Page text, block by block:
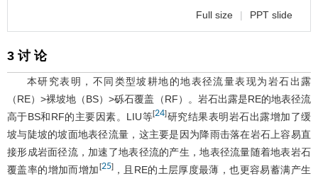
Full size | PPT slide
3 讨 论
本研究表明，不同类型坡耕地的地表径流量表现为岩石出露
（RE）>裸坡地（BS）>砾石覆盖（RF）。岩石出露是RE的地表径流
高于BS和RF的主要因素。LIU等[24]研究结果表明岩石出露增加了缓
坡与陡坡的坡面地表径流量，这主要是因为降雨击落在岩石上容易直
接形成岩面径流，加速了地表径流的产生，地表径流量随着地表岩石
覆盖率的增加而增加 [25]，且RE的土层厚度最薄，也更容易蓄满产生